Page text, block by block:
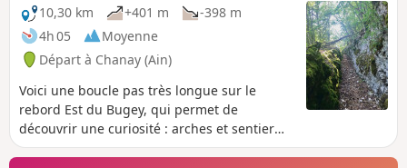
10,30 km
+401 m
-398 m
4h 05
Moyenne
Départ à Chanay (Ain)
Voici une boucle pas très longue sur le
rebord Est du Bugey, qui permet de
découvrir une curiosité : arches et sentier
taillé dans la roche à l'Écorche-Bœuf, puis